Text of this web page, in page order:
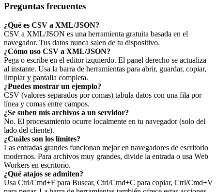
Preguntas frecuentes
¿Qué es CSV a XML/JSON?
CSV a XML/JSON es una herramienta gratuita basada en el
navegador. Tus datos nunca salen de tu dispositivo.
¿Cómo uso CSV a XML/JSON?
Pega o escribe en el editor izquierdo. El panel derecho se actualiza
al instante. Usa la barra de herramientas para abrir, guardar, copiar,
limpiar y pantalla completa.
¿Puedes mostrar un ejemplo?
CSV (valores separados por comas) tabula datos con una fila por
línea y comas entre campos.
¿Se suben mis archivos a un servidor?
No. El procesamiento ocurre localmente en tu navegador (solo del
lado del cliente).
¿Cuáles son los límites?
Las entradas grandes funcionan mejor en navegadores de escritorio
modernos. Para archivos muy grandes, divide la entrada o usa Web
Workers en escritorio.
¿Qué atajos se admiten?
Usa Ctrl/Cmd+F para Buscar, Ctrl/Cmd+C para copiar, Ctrl/Cmd+V